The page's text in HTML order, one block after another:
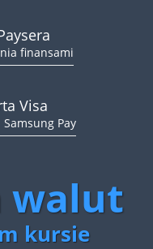
finansami
Visa
Samsung Pay
walut
kursie